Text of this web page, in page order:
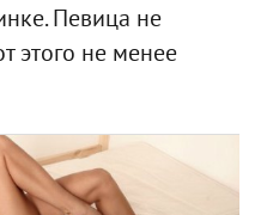
Певица не
этого не менее